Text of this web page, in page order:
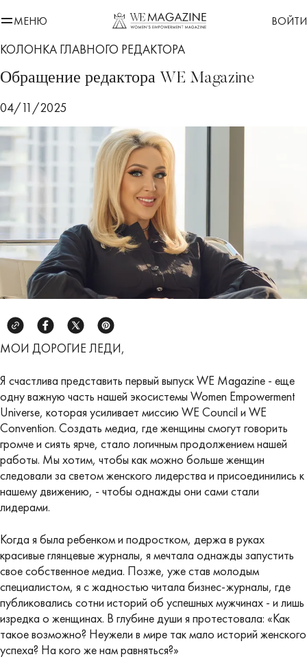
МЕНЮ ВОЙТИ
КОЛОНКА ГЛАВНОГО РЕДАКТОРА
Обращение редактора WE Magazine
04/11/2025
МОИ ДОРОГИЕ ЛЕДИ,
Я счастлива представить первый выпуск WE Magazine - еще
одну важную часть нашей экосистемы Women Empowerment
Universe, которая усиливает миссию WE Council и WE
Convention. Создать медиа, где женщины смогут говорить
громче и сиять ярче, стало логичным продолжением нашей
работы. Мы хотим, чтобы как можно больше женщин
следовали за светом женского лидерства и присоединились к
нашему движению, - чтобы однажды они сами стали
лидерами.
Когда я была ребенком и подростком, держа в руках
красивые глянцевые журналы, я мечтала однажды запустить
свое собственное медиа. Позже, уже став молодым
специалистом, я с жадностью читала бизнес-журналы, где
публиковались сотни историй об успешных мужчинах - и лишь
изредка о женщинах. В глубине души я протестовала: «Как
такое возможно? Неужели в мире так мало историй женского
успеха? На кого же нам равняться?»